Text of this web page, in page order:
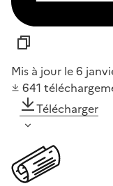
Mis à jour le 6
641
Télécharger